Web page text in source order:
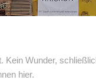
Wunder,
hier.